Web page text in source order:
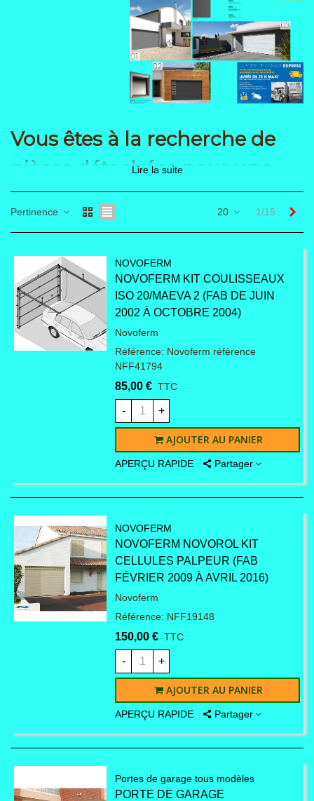
Vous êtes à la recherche de
pièces détachées pour une
porte de garage Novoferm ?
Découvrez toutes nos
pièces de rechanges de
porte de garage afin de la
réparer en toutes
circonstances.
Porte de garage, des
pièces détachées pour la
réparer en toutes
circonstances
Avec le temps ou sous
l'effet des conditions
climatiques sur la porte
de garage, des pièces
peuvent s'user. Il devient
alors nécessaire de les
changer pour ne pas
laisser l'état de la porte se
Lire la suite
Pertinence 20 1/15
NOVOFERM
NOVOFERM KIT COULISSEAUX
ISO 20/MAEVA 2 (FAB DE JUIN
2002 À OCTOBRE 2004)
Novoferm
Référence: Novoferm référence
NFF41794
85,00 € TTC
- +
AJOUTER AU PANIER
APERÇU RAPIDE Partager
NOVOFERM
NOVOFERM NOVOROL KIT
CELLULES PALPEUR (FAB
FÉVRIER 2009 À AVRIL 2016)
Novoferm
Référence: NFF19148
150,00 € TTC
- +
AJOUTER AU PANIER
APERÇU RAPIDE Partager
Portes de garage tous modèles
PORTE DE GARAGE